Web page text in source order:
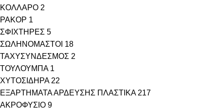
ΚΟΛΛΑΡΟ 2
ΡΑΚΟΡ 1
ΣΦΙΧΤΗΡΕΣ 5
ΣΩΛΗΝΟΜΑΣΤΟΙ 18
ΤΑΧΥΣΥΝΔΕΣΜΟΣ 2
ΤΟΥΛΟΥΜΠΑ 1
ΧΥΤΟΣΙΔΗΡΑ 22
ΕΞΑΡΤΗΜΑΤΑ ΑΡΔΕΥΣΗΣ ΠΛΑΣΤΙΚΑ 217
ΑΚΡΟΦΥΣΙΟ 9